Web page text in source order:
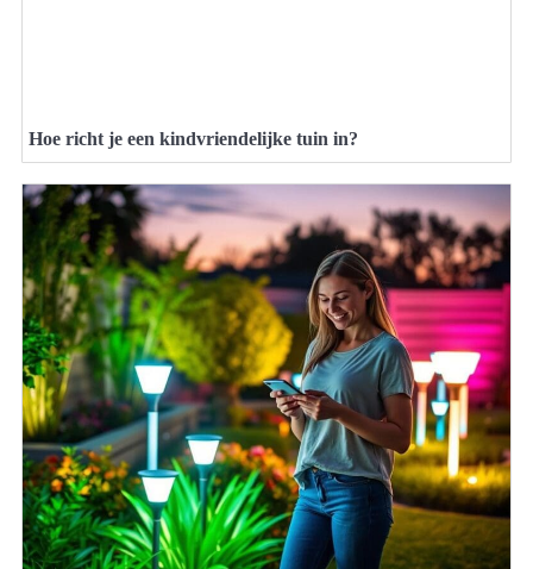
Hoe richt je een kindvriendelijke tuin in?